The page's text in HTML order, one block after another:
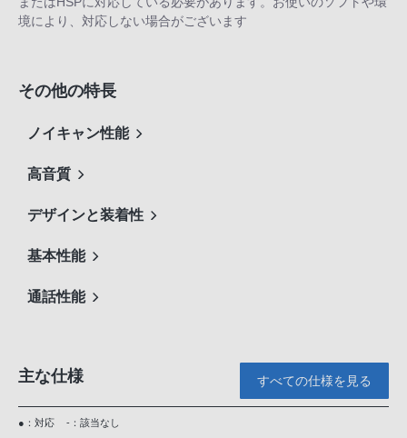
境により、対応しない場合がございます
その他の特長
ノイキャン性能
高音質
デザインと装着性
基本性能
通話性能
主な仕様 すべての仕様を見る
●：対応 -：該当なし